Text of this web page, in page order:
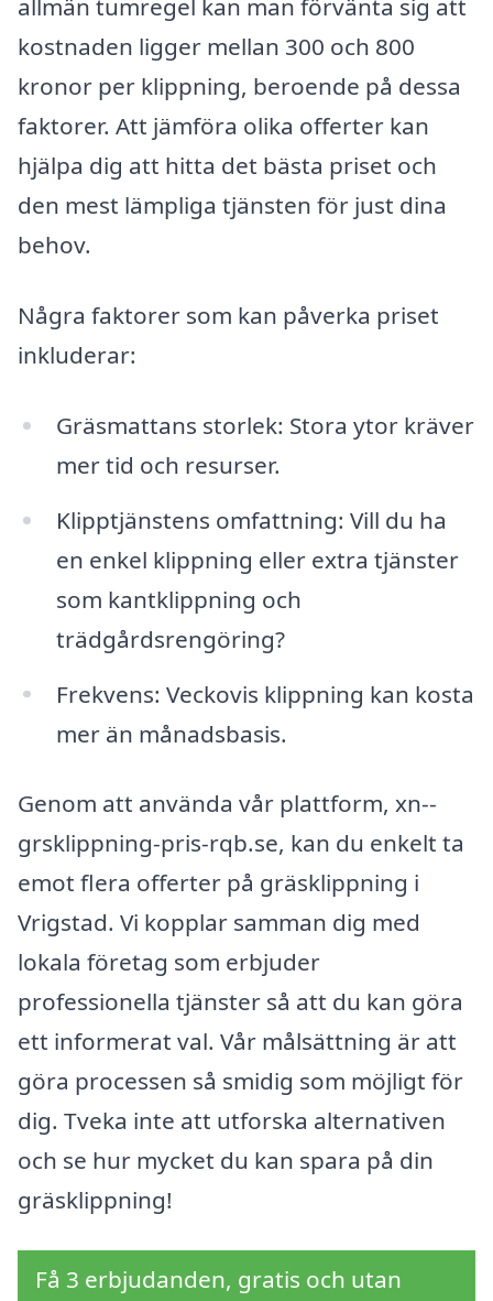
allmän tumregel kan man förvänta sig att
kostnaden ligger mellan 300 och 800
kronor per klippning, beroende på dessa
faktorer. Att jämföra olika offerter kan
hjälpa dig att hitta det bästa priset och
den mest lämpliga tjänsten för just dina
behov.
Några faktorer som kan påverka priset
inkluderar:
Gräsmattans storlek: Stora ytor kräver
mer tid och resurser.
Klipptjänstens omfattning: Vill du ha
en enkel klippning eller extra tjänster
som kantklippning och
trädgårdsrengöring?
Frekvens: Veckovis klippning kan kosta
mer än månadsbasis.
Genom att använda vår plattform, xn--
grsklippning-pris-rqb.se, kan du enkelt ta
emot flera offerter på gräsklippning i
Vrigstad. Vi kopplar samman dig med
lokala företag som erbjuder
professionella tjänster så att du kan göra
ett informerat val. Vår målsättning är att
göra processen så smidig som möjligt för
dig. Tveka inte att utforska alternativen
och se hur mycket du kan spara på din
gräsklippning!
Få 3 erbjudanden, gratis och utan